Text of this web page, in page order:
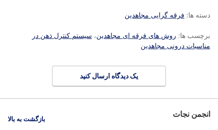
دسته ها: فرقه گرایی مجاهدین
برچسب ها: روش های فرقه ای مجاهدین، سیستم کنترل ذهن در
مناسبات درونی مجاهدین
یک دیدگاه ارسال کنید
انجمن نجات بازگشت به بالا